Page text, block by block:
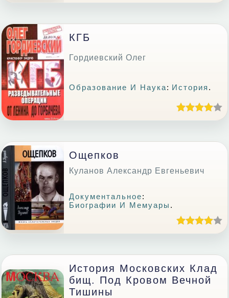
КГБ
Гордиевский Олег
Образование И Наука: История .
Ощепков
Куланов Александр Евгеньевич
Документальное:
Биографии И Мемуары .
История Московских Клад
Бищ. Под Кровом Вечной
Тишины